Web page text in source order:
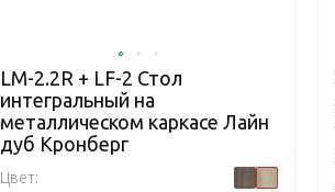
LM-2.2R + LF-2 Стол
интегральный на
металлическом каркасе Лайн
дуб Кронберг
Цвет: